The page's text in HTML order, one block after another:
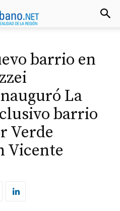
barrio en
La
barrio
Verde
Vicente